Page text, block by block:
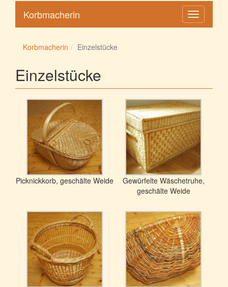
Toggle
navigation
Korbmacherin
Korbmacherin Einzelstücke
Einzelstücke
Picknickkorb, geschälte Weide
Gewürfelte Wäschetruhe,
geschälte Weide